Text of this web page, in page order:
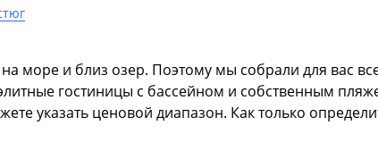
море и близ озер. Поэтому мы собрали для вас
гостиницы с бассейном и собственным
указать ценовой диапазон. Как только